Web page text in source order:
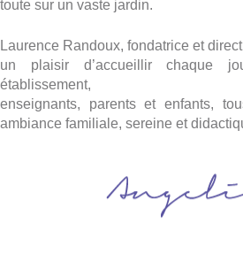
toute sur un vaste jardin.
Laurence Randoux, fondatrice et
un plaisir d’accueillir chaque
établissement,
enseignants, parents et enfants,
ambiance familiale, sereine et